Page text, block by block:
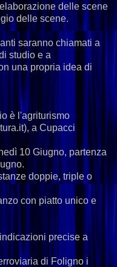
delle scene
delle scene.
saranno chiamati a
studio e a
una propria idea di
è l'agriturismo
a Cupacci
10 Giugno, partenza
doppie, triple o
con piatto unico e
precise a
di Foligno i